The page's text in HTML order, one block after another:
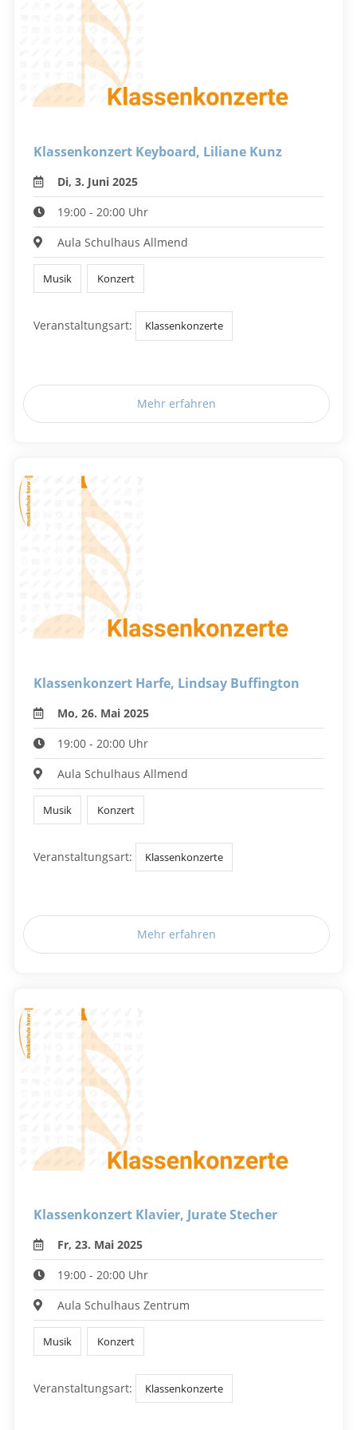
Klassenkonzert Keyboard, Liliane Kunz
Di, 3. Juni 2025
19:00 - 20:00 Uhr
Aula Schulhaus Allmend
Musik Konzert
Veranstaltungsart: Klassenkonzerte
Mehr erfahren
Klassenkonzert Harfe, Lindsay Buffington
Mo, 26. Mai 2025
19:00 - 20:00 Uhr
Aula Schulhaus Allmend
Musik Konzert
Veranstaltungsart: Klassenkonzerte
Mehr erfahren
Klassenkonzert Klavier, Jurate Stecher
Fr, 23. Mai 2025
19:00 - 20:00 Uhr
Aula Schulhaus Zentrum
Musik Konzert
Veranstaltungsart: Klassenkonzerte